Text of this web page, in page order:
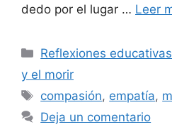
dedo por el lugar … Leer
Reflexiones
y el morir
compasión, empatía,
Deja un comentario